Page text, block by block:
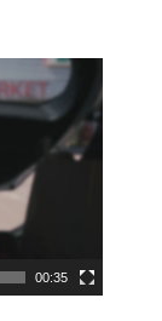
00:35